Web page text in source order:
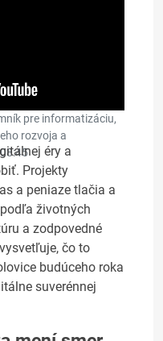
pre informatizáciu,
rozvoja a
éry a
Projekty
a peniaze tlačia a
životných
a zodpovedné
čo to
budúceho roka
suverénnej